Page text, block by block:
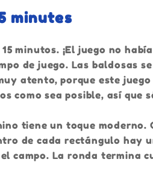
minutes
minutos. ¡El juego no
de juego. Las baldosas
atento, porque este
como sea posible, así que
tiene un toque
de cada rectángulo hay
campo. La ronda termina